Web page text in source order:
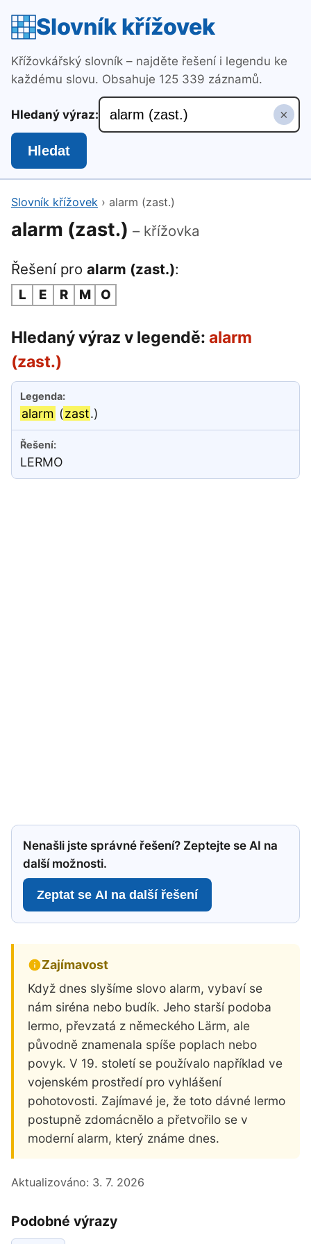
Slovník křížovek
Křížovkářský slovník – najděte řešení i legendu ke
každému slovu. Obsahuje 125 339 záznamů.
Hledaný výraz: ×
Hledat
Slovník křížovek › alarm (zast.)
alarm (zast.) – křížovka
Řešení pro alarm (zast.):
L E R M O
Hledaný výraz v legendě: alarm
(zast.)
alarm (zast.)
LERMO
Nenašli jste správné řešení? Zeptejte se AI na
další možnosti.
Zeptat se AI na další řešení
Zajímavost
Když dnes slyšíme slovo alarm, vybaví se
nám siréna nebo budík. Jeho starší podoba
lermo, převzatá z německého Lärm, ale
původně znamenala spíše poplach nebo
povyk. V 19. století se používalo například ve
vojenském prostředí pro vyhlášení
pohotovosti. Zajímavé je, že toto dávné lermo
postupně zdomácnělo a přetvořilo se v
moderní alarm, který známe dnes.
Aktualizováno: 3. 7. 2026
Podobné výrazy